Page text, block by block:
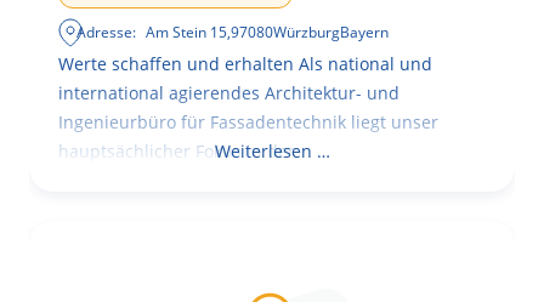
Adresse: Am Stein 15,97080WürzburgBayern
Werte schaffen und erhalten Als national und
international agierendes Architektur- und
Ingenieurbüro für Fassadentechnik liegt unser
hauptsächlicher Fokus in der
Weiterlesen …